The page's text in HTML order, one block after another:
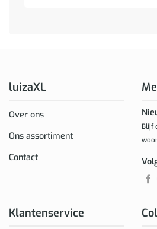
luizaXL
Over ons
Ons assortiment
Contact
Klantenservice
Blijf